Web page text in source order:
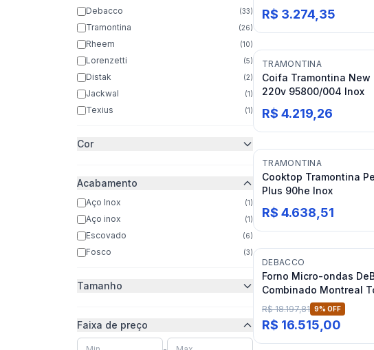
Debacco (33)
Tramontina (26)
Rheem (10)
Lorenzetti (5)
Distak (2)
Jackwal (1)
Texius (1)
Cor
Acabamento
Aço Inox (1)
Aço inox (1)
Escovado (6)
Fosco (3)
Tamanho
Faixa de preço
R$ 3.274,35
TRAMONTINA
Coifa Tramontina New
220v 95800/004 Inox
R$ 4.219,26
TRAMONTINA
Cooktop Tramontina
Plus 90he Inox
R$ 4.638,51
DEBACCO
Forno Micro-ondas
Combinado Montreal
10 Funções
R$ 18.197,81 9% OFF
R$ 16.515,00